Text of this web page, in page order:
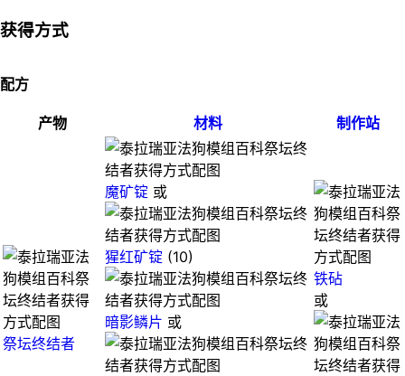
获得方式
配方
产物 材料 制作站
祭坛终结者
魔矿锭 或
猩红矿锭 (10)
暗影鳞片 或
铁砧
或